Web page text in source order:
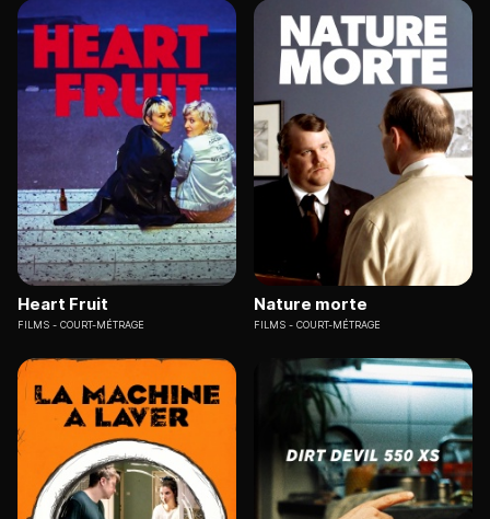
Heart Fruit
FILMS COURT-MÉTRAGE
Nature morte
FILMS COURT-MÉTRAGE